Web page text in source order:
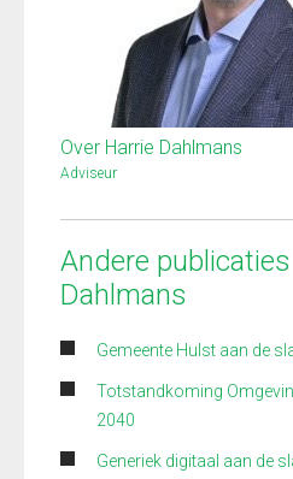
Over Harrie Dahlmans
Adviseur
Andere
Dahlmans
Gemeente Hulst aan de
Totstandkoming
2040
Generiek digitaal aan de